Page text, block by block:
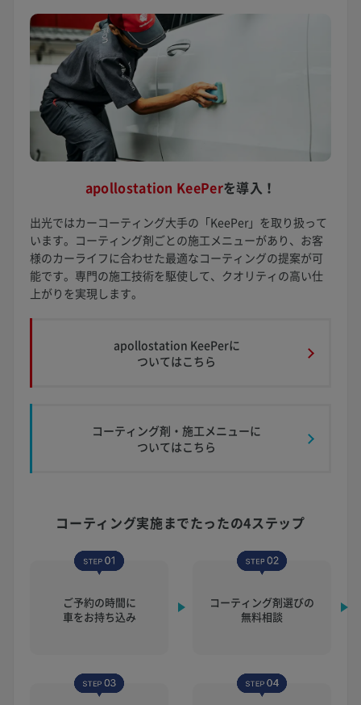
apollostation KeePerを導入！
出光ではカーコーティング大手の「KeePer」を取り扱って
います。コーティング剤ごとの施工メニューがあり、お客
様のカーライフに合わせた最適なコーティングの提案が可
能です。専門の施工技術を駆使して、クオリティの高い仕
上がりを実現します。
apollostation KeePerに
ついてはこちら
コーティング剤・施工メニューに
ついてはこちら
コーティング実施までたったの4ステップ
ご予約の時間に
車をお持ち込み
コーティング剤選びの
無料相談